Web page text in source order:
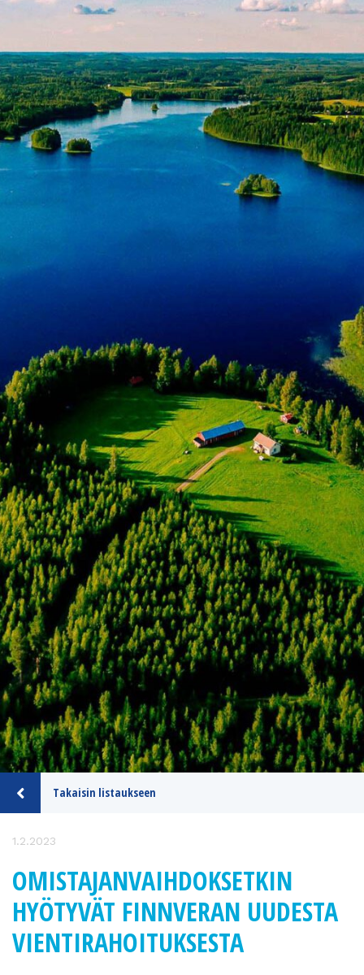
Takaisin listaukseen
1.2.2023
OMISTAJANVAIHDOKSETKIN
HYÖTYVÄT FINNVERAN UUDESTA
VIENTIRAHOITUKSESTA